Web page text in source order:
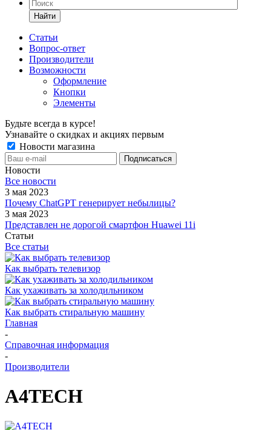
Найти
Статьи
Вопрос-ответ
Производители
Возможности
Оформление
Кнопки
Элементы
Будьте всегда в курсе!
Узнавайте о скидках и акциях первым
Новости магазина
Новости
Все новости
3 мая 2023
Почему ChatGPT генерирует небылицы?
3 мая 2023
Представлен не дорогой смартфон Huawei 11i
Статьи
Все статьи
Как выбрать телевизор
Как ухаживать за холодильником
Как выбрать стиральную машину
Главная
-
Справочная информация
-
Производители
A4TECH